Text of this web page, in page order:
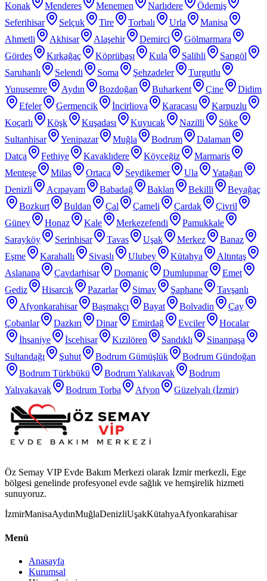
Konak
Menderes Menemen Narlıdere
Ödemiş
Seferihisar
Selçuk Tire Torbalı Urla
Manisa
Ahmetli
Akhisar Alaşehir Demirci
Gölmarmara
Gördes
Kırkağaç Köprübaşı Kula Salihli
Sarıgöl
Saruhanlı
Selendi Soma Şehzadeler
Turgutlu
Yunusemre
Aydın Bozdoğan Buharkent Çine
Didim
Efeler
Germencik İncirliova Karacasu
Karpuzlu
Koçarlı
Köşk Kuşadası Kuyucak Nazilli
Söke
Sultanhisar
Yenipazar Muğla Bodrum
Dalaman
Datça
Fethiye Kavaklıdere Köyceğiz
Marmaris
Menteşe
Milas Ortaca Seydikemer Ula
Yatağan
Denizli
Acıpayam Babadağ Baklan Bekilli
Beyağaç
Bozkurt
Buldan Çal Çameli Çardak
Çivril
Güney
Honaz Kale Merkezefendi
Pamukkale
Sarayköy
Serinhisar Tavas Uşak Merkez
Banaz
Eşme
Karahallı Sivaslı Ulubey Kütahya
Altıntaş
Aslanapa
Çavdarhisar Domaniç Dumlupınar
Emet
Gediz
Hisarcık Pazarlar Simav Şaphane
Tavşanlı
Afyonkarahisar
Başmakçı Bayat Bolvadin
Çay
Çobanlar
Dazkırı Dinar Emirdağ Evciler
Hocalar
İhsaniye
İscehisar Kızılören Sandıklı
Sinanpaşa
Sultandağı
Şuhut Bodrum Gümüşlük
Bodrum Gündoğan
Bodrum Türkbükü
Bodrum Yalıkavak
Bodrum
Yalıvakavak
Bodrum Torba Afyon Güzelyalı (İzmir)
Öz Semay VIP Evde Bakım Merkezi olarak İzmir merkezli, Ege
bölgesi genelinde profesyonel evde sağlık ve hemşirelik hizmeti
sunuyoruz.
İzmirManisaAydınMuğlaDenizliUşakKütahyaAfyonkarahisar
Menü
Anasayfa
Kurumsal